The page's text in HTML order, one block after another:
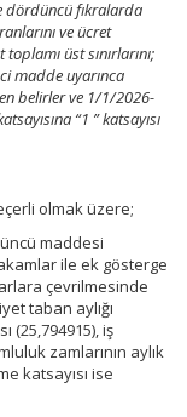
dördüncü fıkralarda
ve ücret
üst sınırlarını;
madde uyarınca
belirler ve 1/1/2026-
“1 ” katsayısı
olmak üzere;
maddesi
ile ek gösterge
çevrilmesinde
taban aylığı
(25,794915), iş
zamlarının aylık
katsayısı ise